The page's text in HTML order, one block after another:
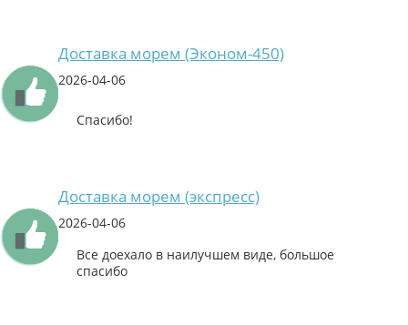
Доставка морем (Эконом-450)
2026-04-06
Спасибо!
Доставка морем (экспресс)
2026-04-06
Все доехало в наилучшем виде, большое
спасибо